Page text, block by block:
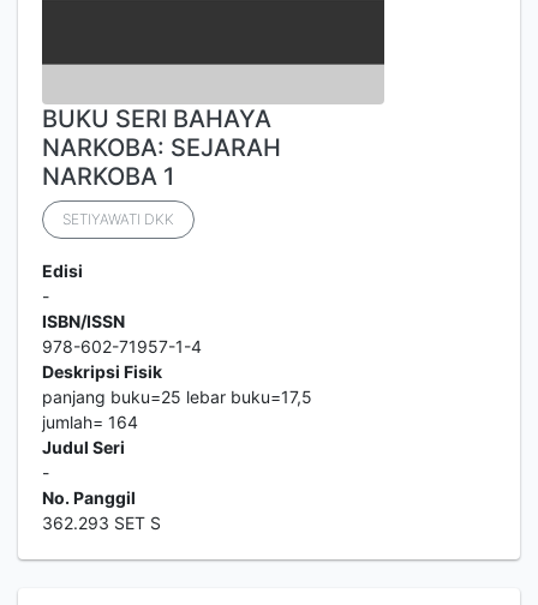
BUKU SERI BAHAYA
NARKOBA: SEJARAH
NARKOBA 1
SETIYAWATI DKK
Edisi
-
ISBN/ISSN
978-602-71957-1-4
Deskripsi Fisik
panjang buku=25 lebar buku=17,5
jumlah= 164
Judul Seri
-
No. Panggil
362.293 SET S